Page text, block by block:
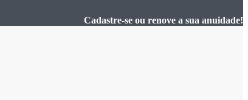
Cadastre-se ou renove a sua anuidade!